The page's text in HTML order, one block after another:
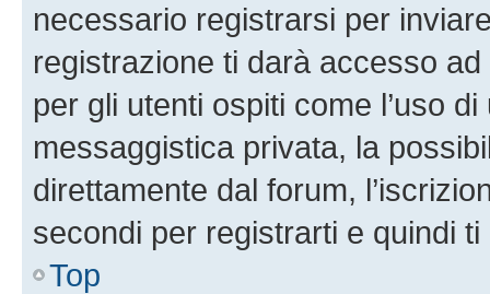
necessario registrarsi per
registrazione ti darà accesso
per gli utenti ospiti come l’uso
messaggistica privata, la
direttamente dal forum,
secondi per registrarti e quindi
Top